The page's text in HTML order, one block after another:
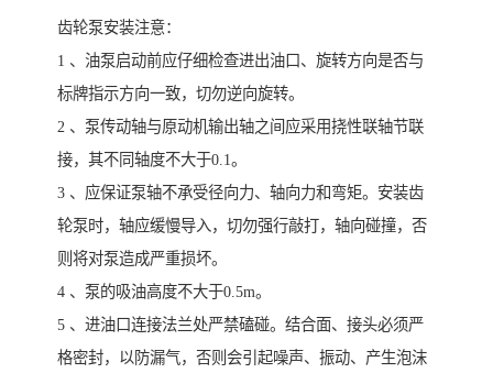
齿轮泵安装注意：
1 、油泵启动前应仔细检查进出油口、旋转方向是否与
标牌指示方向一致，切勿逆向旋转。
2 、泵传动轴与原动机输出轴之间应采用挠性联轴节联
接，其不同轴度不大于0.1。
3 、应保证泵轴不承受径向力、轴向力和弯矩。安装齿
轮泵时，轴应缓慢导入，切勿强行敲打，轴向碰撞，否
则将对泵造成严重损坏。
4 、泵的吸油高度不大于0.5m。
5 、进油口连接法兰处严禁磕碰。结合面、接头必须严
格密封，以防漏气，否则会引起噪声、振动、产生泡沫